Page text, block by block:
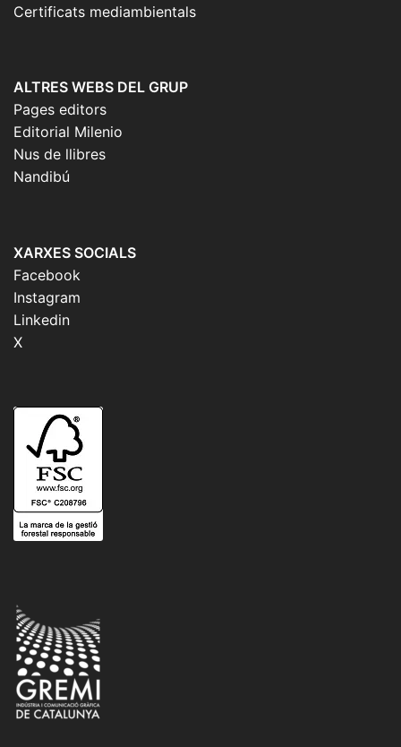
Certificats mediambientals
ALTRES WEBS DEL GRUP
Pages editors
Editorial Milenio
Nus de llibres
Nandibú
XARXES SOCIALS
Facebook
Instagram
Linkedin
X